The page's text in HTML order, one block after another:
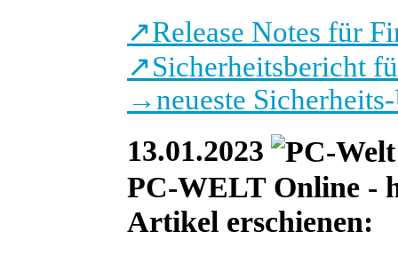
↗Release Notes für
↗Sicherheitsbericht
→neueste
13.01.2023
PC-WELT Online -
Artikel erschienen: